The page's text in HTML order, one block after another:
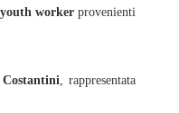
workerprovenienti
Costantini, rappresentata